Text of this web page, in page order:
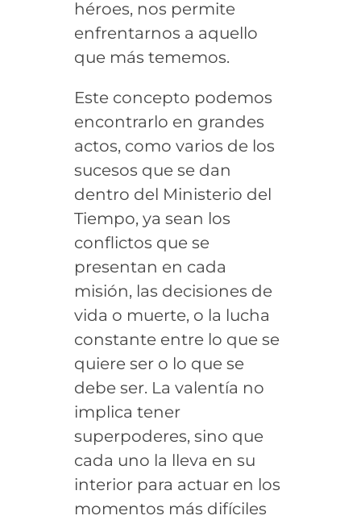
héroes, nos permite
enfrentarnos a aquello
que más tememos.
Este concepto podemos
encontrarlo en grandes
actos, como varios de los
sucesos que se dan
dentro del Ministerio del
Tiempo, ya sean los
conflictos que se
presentan en cada
misión, las decisiones de
vida o muerte, o la lucha
constante entre lo que se
quiere ser o lo que se
debe ser. La valentía no
implica tener
superpoderes, sino que
cada uno la lleva en su
interior para actuar en los
momentos más difíciles